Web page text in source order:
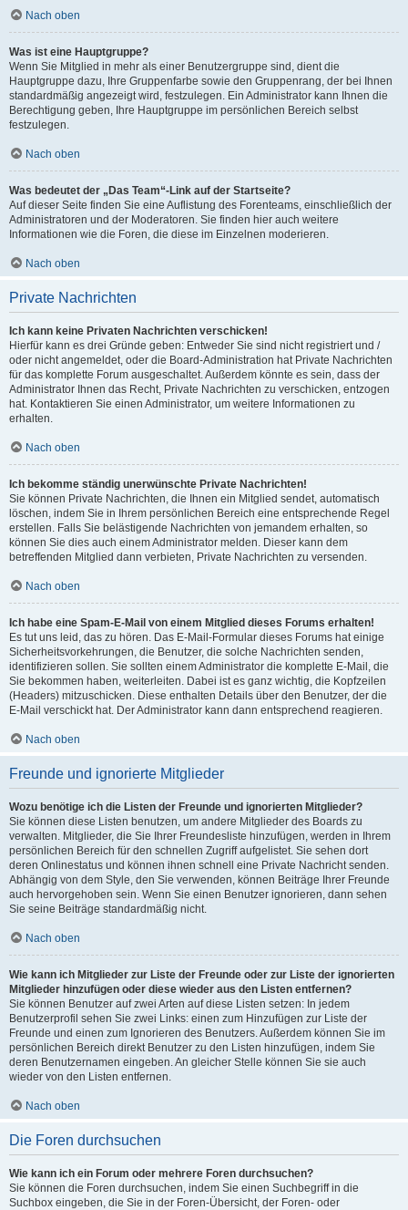
Nach oben
Was ist eine Hauptgruppe?
Wenn Sie Mitglied in mehr als einer Benutzergruppe sind, dient die
Hauptgruppe dazu, Ihre Gruppenfarbe sowie den Gruppenrang, der bei Ihnen
standardmäßig angezeigt wird, festzulegen. Ein Administrator kann Ihnen die
Berechtigung geben, Ihre Hauptgruppe im persönlichen Bereich selbst
festzulegen.
Nach oben
Was bedeutet der „Das Team“-Link auf der Startseite?
Auf dieser Seite finden Sie eine Auflistung des Forenteams, einschließlich der
Administratoren und der Moderatoren. Sie finden hier auch weitere
Informationen wie die Foren, die diese im Einzelnen moderieren.
Nach oben
Private Nachrichten
Ich kann keine Privaten Nachrichten verschicken!
Hierfür kann es drei Gründe geben: Entweder Sie sind nicht registriert und /
oder nicht angemeldet, oder die Board-Administration hat Private Nachrichten
für das komplette Forum ausgeschaltet. Außerdem könnte es sein, dass der
Administrator Ihnen das Recht, Private Nachrichten zu verschicken, entzogen
hat. Kontaktieren Sie einen Administrator, um weitere Informationen zu
erhalten.
Nach oben
Ich bekomme ständig unerwünschte Private Nachrichten!
Sie können Private Nachrichten, die Ihnen ein Mitglied sendet, automatisch
löschen, indem Sie in Ihrem persönlichen Bereich eine entsprechende Regel
erstellen. Falls Sie belästigende Nachrichten von jemandem erhalten, so
können Sie dies auch einem Administrator melden. Dieser kann dem
betreffenden Mitglied dann verbieten, Private Nachrichten zu versenden.
Nach oben
Ich habe eine Spam-E-Mail von einem Mitglied dieses Forums erhalten!
Es tut uns leid, das zu hören. Das E-Mail-Formular dieses Forums hat einige
Sicherheitsvorkehrungen, die Benutzer, die solche Nachrichten senden,
identifizieren sollen. Sie sollten einem Administrator die komplette E-Mail, die
Sie bekommen haben, weiterleiten. Dabei ist es ganz wichtig, die Kopfzeilen
(Headers) mitzuschicken. Diese enthalten Details über den Benutzer, der die
E-Mail verschickt hat. Der Administrator kann dann entsprechend reagieren.
Nach oben
Freunde und ignorierte Mitglieder
Wozu benötige ich die Listen der Freunde und ignorierten Mitglieder?
Sie können diese Listen benutzen, um andere Mitglieder des Boards zu
verwalten. Mitglieder, die Sie Ihrer Freundesliste hinzufügen, werden in Ihrem
persönlichen Bereich für den schnellen Zugriff aufgelistet. Sie sehen dort
deren Onlinestatus und können ihnen schnell eine Private Nachricht senden.
Abhängig von dem Style, den Sie verwenden, können Beiträge Ihrer Freunde
auch hervorgehoben sein. Wenn Sie einen Benutzer ignorieren, dann sehen
Sie seine Beiträge standardmäßig nicht.
Nach oben
Wie kann ich Mitglieder zur Liste der Freunde oder zur Liste der ignorierten
Mitglieder hinzufügen oder diese wieder aus den Listen entfernen?
Sie können Benutzer auf zwei Arten auf diese Listen setzen: In jedem
Benutzerprofil sehen Sie zwei Links: einen zum Hinzufügen zur Liste der
Freunde und einen zum Ignorieren des Benutzers. Außerdem können Sie im
persönlichen Bereich direkt Benutzer zu den Listen hinzufügen, indem Sie
deren Benutzernamen eingeben. An gleicher Stelle können Sie sie auch
wieder von den Listen entfernen.
Nach oben
Die Foren durchsuchen
Wie kann ich ein Forum oder mehrere Foren durchsuchen?
Sie können die Foren durchsuchen, indem Sie einen Suchbegriff in die
Suchbox eingeben, die Sie in der Foren-Übersicht, der Foren- oder